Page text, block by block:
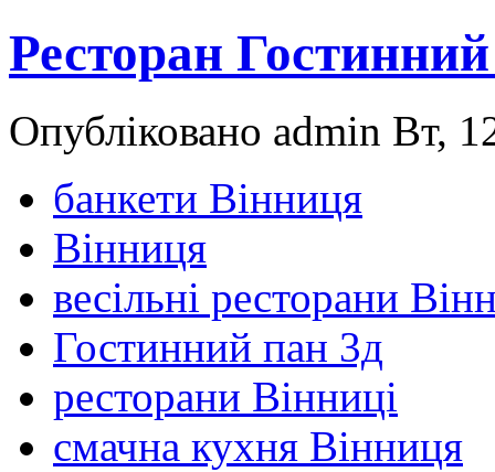
Ресторан
Опубліковано admin Вт,
банкети Вінниця
Вінниця
весільні ресторани
Гостинний пан 3д
ресторани Вінниці
смачна кухня Вінниця